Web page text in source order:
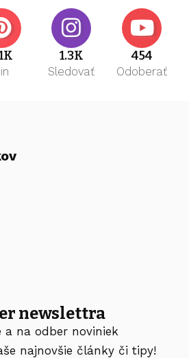
1.3K
Sledovať
454
Odoberať
newslettra
a na odber noviniek
najnovšie články či tipy!